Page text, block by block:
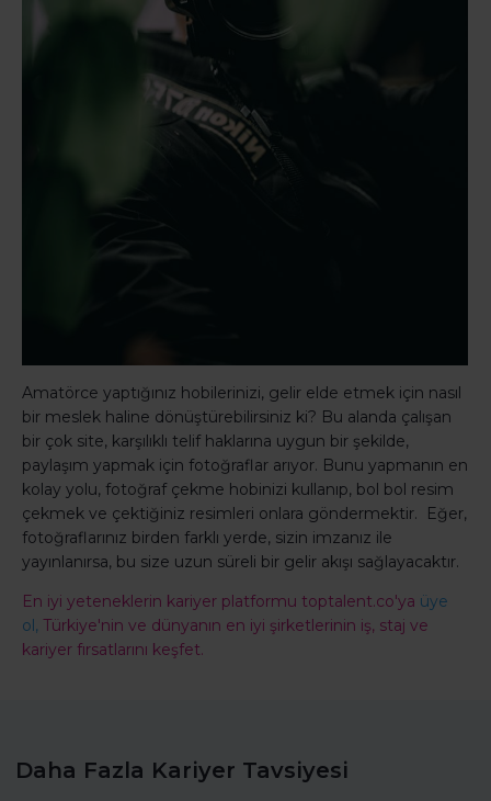
Amatörce yaptığınız hobilerinizi, gelir elde etmek için nasıl
bir meslek haline dönüştürebilirsiniz ki? Bu alanda çalışan
bir çok site, karşılıklı telif haklarına uygun bir şekilde,
paylaşım yapmak için fotoğraflar arıyor. Bunu yapmanın en
kolay yolu, fotoğraf çekme hobinizi kullanıp, bol bol resim
çekmek ve çektiğiniz resimleri onlara göndermektir. Eğer,
fotoğraflarınız birden farklı yerde, sizin imzanız ile
yayınlanırsa, bu size uzun süreli bir gelir akışı sağlayacaktır.
En iyi yeteneklerin kariyer platformu toptalent.co'ya üye
ol, Türkiye'nin ve dünyanın en iyi şirketlerinin iş, staj ve
kariyer fırsatlarını keşfet.
Daha Fazla Kariyer Tavsiyesi